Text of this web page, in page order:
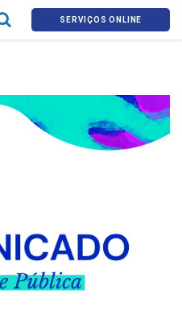
SERVIÇOS ONLINE